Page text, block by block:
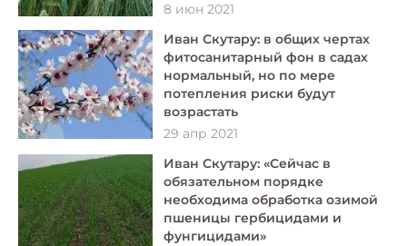
8 июн 2021
Иван Скутару: в общих чертах
фитосанитарный фон в садах
нормальный, но по мере
потепления риски будут
возрастать
29 апр 2021
Иван Скутару: «Сейчас в
обязательном порядке
необходима обработка озимой
пшеницы гербицидами и
фунгицидами»